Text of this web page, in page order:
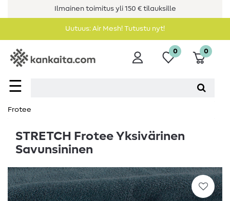
Ilmainen toimitus yli 150 € tilauksille
Uutuus: Air Mesh! Tutustu nyt!
☰
0 0
Frotee
STRETCH Frotee Yksivärinen
Savunsininen